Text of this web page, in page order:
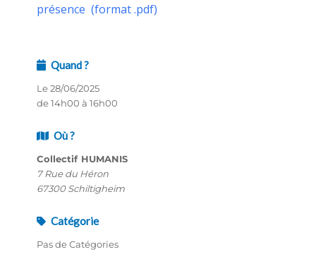
présence (format .pdf)
Quand ?
Le 28/06/2025
de 14h00 à 16h00
Où ?
Collectif HUMANIS
7 Rue du Héron
67300 Schiltigheim
Catégorie
Pas de Catégories